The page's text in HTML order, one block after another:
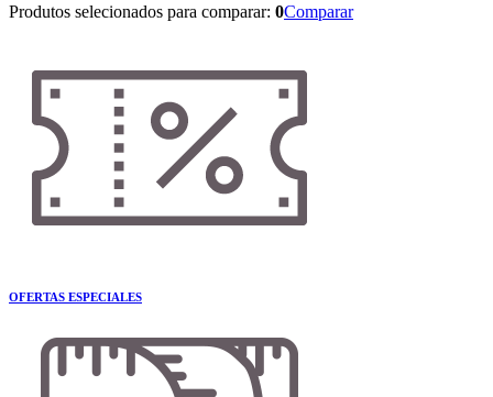
Produtos selecionados para comparar: 0Comparar
OFERTAS ESPECIALES